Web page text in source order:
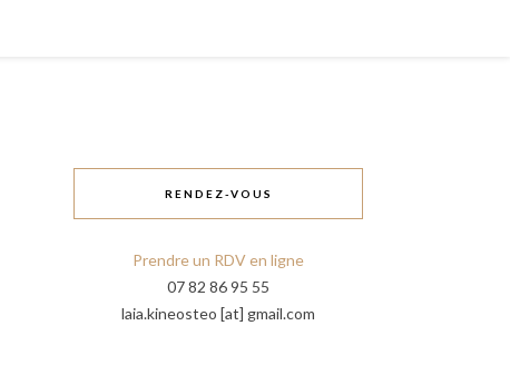
RENDEZ-VOUS
Prendre un RDV en ligne
07 82 86 95 55
laia.kineosteo [at] gmail.com